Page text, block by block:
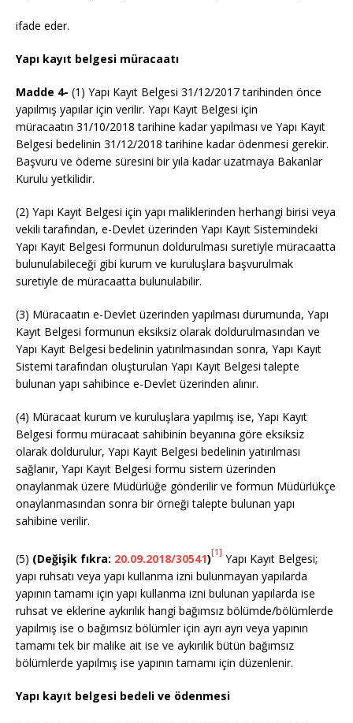
ifade eder.
Yapı kayıt belgesi müracaatı
Madde 4- (1) Yapı Kayıt Belgesi 31/12/2017 tarihinden önce
yapılmış yapılar için verilir. Yapı Kayıt Belgesi için
müracaatın 31/10/2018 tarihine kadar yapılması ve Yapı Kayıt
Belgesi bedelinin 31/12/2018 tarihine kadar ödenmesi gerekir.
Başvuru ve ödeme süresini bir yıla kadar uzatmaya Bakanlar
Kurulu yetkilidir.
(2) Yapı Kayıt Belgesi için yapı maliklerinden herhangi birisi veya
vekili tarafından, e-Devlet üzerinden Yapı Kayıt Sistemindeki
Yapı Kayıt Belgesi formunun doldurulması suretiyle müracaatta
bulunulabileceği gibi kurum ve kuruluşlara başvurulmak
suretiyle de müracaatta bulunulabilir.
(3) Müracaatın e-Devlet üzerinden yapılması durumunda, Yapı
Kayıt Belgesi formunun eksiksiz olarak doldurulmasından ve
Yapı Kayıt Belgesi bedelinin yatırılmasından sonra, Yapı Kayıt
Sistemi tarafından oluşturulan Yapı Kayıt Belgesi talepte
bulunan yapı sahibince e-Devlet üzerinden alınır.
(4) Müracaat kurum ve kuruluşlara yapılmış ise, Yapı Kayıt
Belgesi formu müracaat sahibinin beyanına göre eksiksiz
olarak doldurulur, Yapı Kayıt Belgesi bedelinin yatırılması
sağlanır, Yapı Kayıt Belgesi formu sistem üzerinden
onaylanmak üzere Müdürlüğe gönderilir ve formun Müdürlükçe
onaylanmasından sonra bir örneği talepte bulunan yapı
sahibine verilir.
(5) (Değişik fıkra: 20.09.2018/30541)[1] Yapı Kayıt Belgesi;
yapı ruhsatı veya yapı kullanma izni bulunmayan yapılarda
yapının tamamı için yapı kullanma izni bulunan yapılarda ise
ruhsat ve eklerine aykırılık hangi bağımsız bölümde/bölümlerde
yapılmış ise o bağımsız bölümler için ayrı ayrı veya yapının
tamamı tek bir malike ait ise ve aykırılık bütün bağımsız
bölümlerde yapılmış ise yapının tamamı için düzenlenir.
Yapı kayıt belgesi bedeli ve ödenmesi